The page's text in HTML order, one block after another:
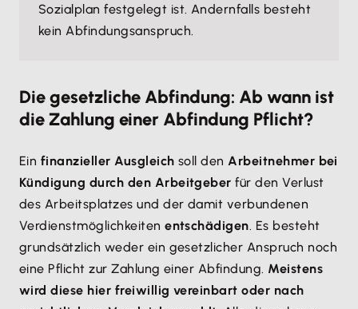
Sozialplan festgelegt ist. Andernfalls besteht
kein Abfindungsanspruch.
Die gesetzliche Abfindung: Ab wann ist
die Zahlung einer Abfindung Pflicht?
Ein finanzieller Ausgleich soll denArbeitnehmer bei
Kündigung durch den Arbeitgeber für den Verlust
des Arbeitsplatzes und der damit verbundenen
Verdienstmöglichkeitenentschädigen. Es besteht
grundsätzlich weder ein gesetzlicher Anspruch noch
eine Pflicht zur Zahlung einer Abfindung. Meistens
wird diese hier freiwillig vereinbart oder nach